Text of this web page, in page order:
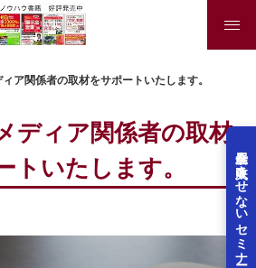
展示会を失敗させないセミナー
ア関係者の取材をサポートいたします。
ディア関係者の取材
トいたします。